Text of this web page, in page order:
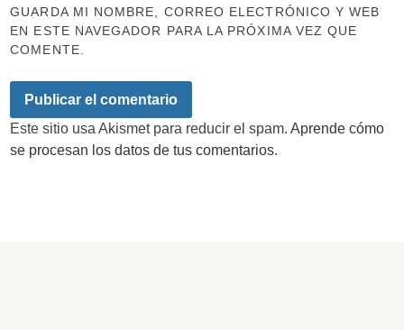
GUARDA MI NOMBRE, CORREO ELECTRÓNICO Y WEB
EN ESTE NAVEGADOR PARA LA PRÓXIMA VEZ QUE
COMENTE.
Este sitio usa Akismet para reducir el spam.Aprende cómo
se procesan los datos de tus comentarios.